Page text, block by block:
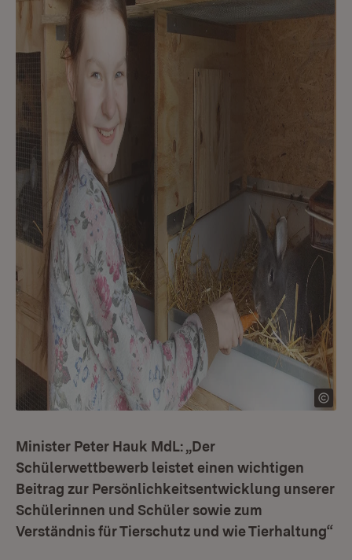
Minister Peter Hauk MdL: „Der
Schülerwettbewerb leistet einen wichtigen
Beitrag zur Persönlichkeitsentwicklung unserer
Schülerinnen und Schüler sowie zum
Verständnis für Tierschutz und wie Tierhaltung“